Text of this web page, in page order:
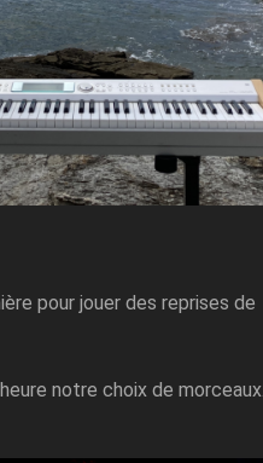
pour jouer des reprises de
notre choix de morceaux.